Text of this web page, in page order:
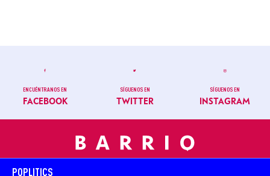
ENCUÉNTRANOS EN
FACEBOOK
SÍGUENOS EN
TWITTER
SÍGUENOS EN
INSTAGRAM
POPLITICS